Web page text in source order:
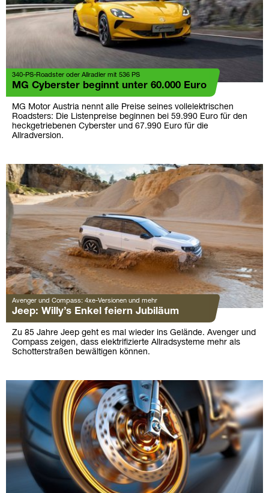
340-PS-Roadster oder Allradler mit 536 PS
MG Cyberster beginnt unter 60.000 Euro
MG Motor Austria nennt alle Preise seines vollelektrischen
Roadsters: Die Listenpreise beginnen bei 59.990 Euro für den
heckgetriebenen Cyberster und 67.990 Euro für die
Allradversion.
Avenger und Compass: 4xe-Versionen und mehr
Jeep: Willy’s Enkel feiern Jubiläum
Zu 85 Jahre Jeep geht es mal wieder ins Gelände. Avenger und
Compass zeigen, dass elektrifizierte Allradsysteme mehr als
Schotterstraßen bewältigen können.